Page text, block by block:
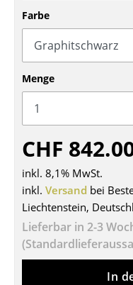
Konferenzstühle
Bürosessel
Einzelteile
... alle Sitzmöbel
Tische
Esstische
Beistelltische
Couchtische
Schreibtische
Sekretäre & PC-
Farbe
Menge
CHF
inkl. 8,1% MwSt.
inkl. Versand bei
Liechtenstein,
Lieferbar in 2-3
In